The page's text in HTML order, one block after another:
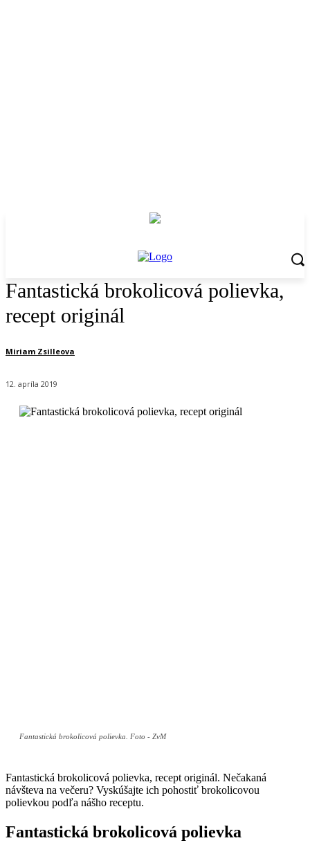
Fantastická brokolicová polievka,
recept originál
Miriam Zsilleova
12. apríla 2019
Fantastická brokolicová polievka. Foto - ZvM
Fantastická brokolicová polievka, recept originál. Nečakaná
návšteva na večeru? Vyskúšajte ich pohostiť brokolicovou
polievkou podľa nášho receptu.
Fantastická brokolicová polievka